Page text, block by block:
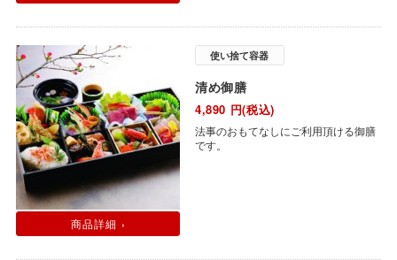
商品詳細 ›
使い捨て容器
清め御膳
4,890 円(税込)
法事のおもてなしにご利用頂ける御膳
です。